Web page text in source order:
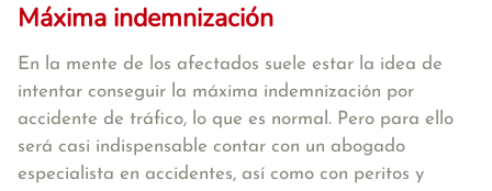
Máxima indemnización
En la mente de los afectados suele estar la idea de
intentar conseguir la máxima indemnización por
accidente de tráfico, lo que es normal. Pero para ello
será casi indispensable contar con un abogado
especialista en accidentes, así como con peritos y